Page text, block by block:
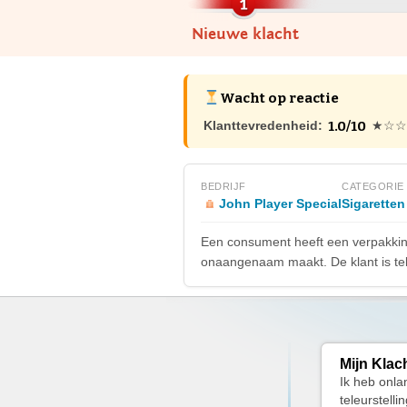
Nieuwe klacht
Wacht op reactie
Klanttevredenheid: 1.0/10
BEDRIJF
John Player Special
CATEGORIE
Sigaretten
Een consument heeft een
onaangenaam maakt. De klant is
Mijn
Ik heb